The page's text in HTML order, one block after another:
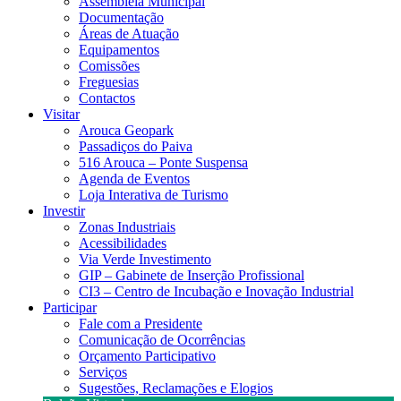
Documentação
Áreas de Atuação
Equipamentos
Comissões
Freguesias
Contactos
Visitar
Arouca Geopark
Passadiços do Paiva
516 Arouca – Ponte Suspensa
Agenda de Eventos
Loja Interativa de Turismo
Investir
Zonas Industriais
Acessibilidades
Via Verde Investimento
GIP – Gabinete de Inserção Profissional
CI3 – Centro de Incubação e Inovação Industrial
Participar
Fale com a Presidente
Comunicação de Ocorrências
Orçamento Participativo
Serviços
Sugestões, Reclamações e Elogios